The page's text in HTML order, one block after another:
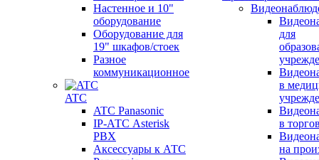
Настенное и 10"
оборудование
Оборудование для
19" шкафов/стоек
Разное
коммуникационное
ATC
ATC Panasonic
IP-АТС Asterisk
PBX
Аксессуары к АТС
для
в
в
на